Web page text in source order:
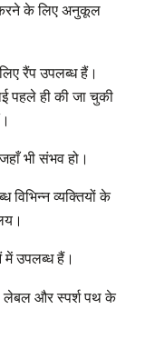
करने के लिए अनुकूल
रैंप उपलब्ध हैं।
पहले ही की जा चुकी
भी संभव हो।
विभिन्न व्यक्तियों के
में उपलब्ध हैं।
लेबल और स्पर्श पथ के